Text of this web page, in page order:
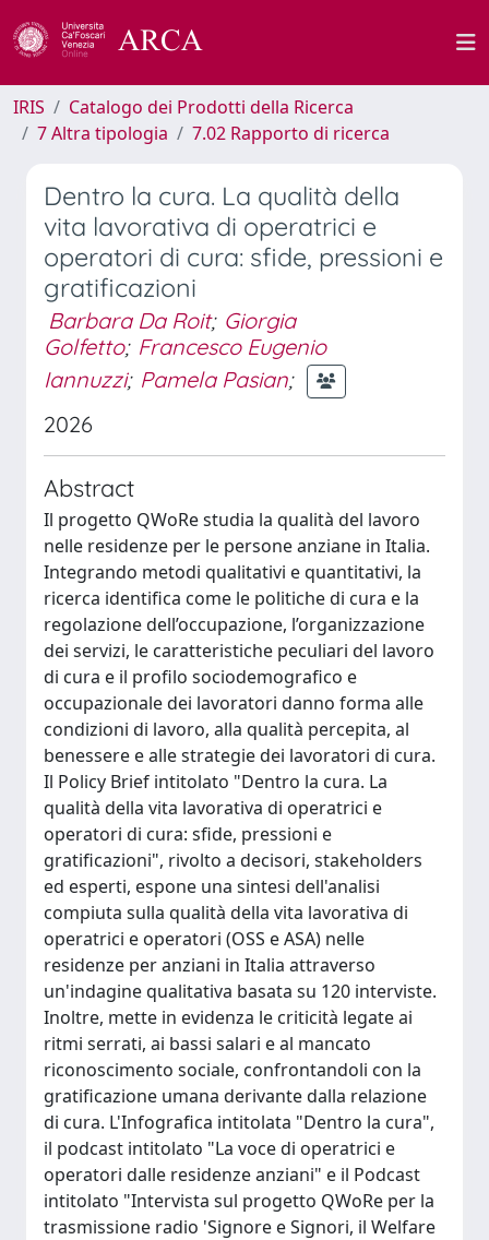
IRIS
Catalogo dei Prodotti della Ricerca
7 Altra tipologia
7.02 Rapporto di ricerca
Dentro la cura. La qualità della
vita lavorativa di operatrici e
operatori di cura: sfide, pressioni e
gratificazioni
Barbara Da Roit; Giorgia
Golfetto; Francesco Eugenio
Iannuzzi; Pamela Pasian;
2026
Abstract
Il progetto QWoRe studia la qualità del lavoro
nelle residenze per le persone anziane in Italia.
Integrando metodi qualitativi e quantitativi, la
ricerca identifica come le politiche di cura e la
regolazione dell’occupazione, l’organizzazione
dei servizi, le caratteristiche peculiari del lavoro
di cura e il profilo sociodemografico e
occupazionale dei lavoratori danno forma alle
condizioni di lavoro, alla qualità percepita, al
benessere e alle strategie dei lavoratori di cura.
Il Policy Brief intitolato "Dentro la cura. La
qualità della vita lavorativa di operatrici e
operatori di cura: sfide, pressioni e
gratificazioni", rivolto a decisori, stakeholders
ed esperti, espone una sintesi dell'analisi
compiuta sulla qualità della vita lavorativa di
operatrici e operatori (OSS e ASA) nelle
residenze per anziani in Italia attraverso
un'indagine qualitativa basata su 120 interviste.
Inoltre, mette in evidenza le criticità legate ai
ritmi serrati, ai bassi salari e al mancato
riconoscimento sociale, confrontandoli con la
gratificazione umana derivante dalla relazione
di cura. L'Infografica intitolata "Dentro la cura",
il podcast intitolato "La voce di operatrici e
operatori dalle residenze anziani" e il Podcast
intitolato "Intervista sul progetto QWoRe per la
trasmissione radio 'Signore e Signori, il Welfare